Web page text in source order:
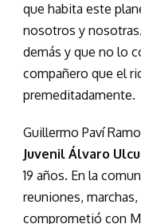
que habita este
nosotros y
demás y que no lo
compañero que el
premeditadamente.
Guillermo Paví
Juvenil Álvaro
19 años. En la
reuniones,
comprometió con